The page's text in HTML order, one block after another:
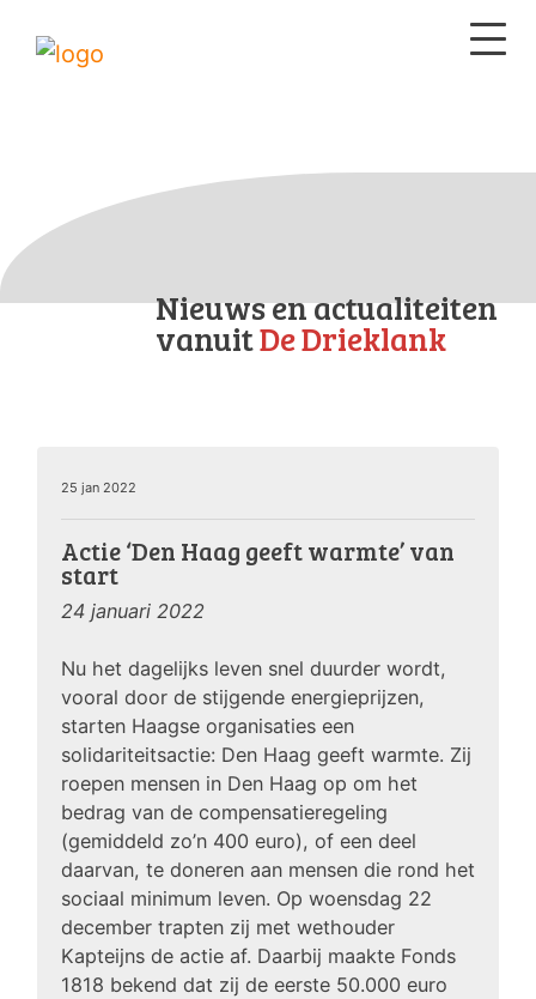
Nieuws en actualiteiten
vanuitDe Drieklank
25 jan 2022
Actie ‘Den Haag geeft warmte’ van
start
24 januari 2022
Nu het dagelijks leven snel duurder wordt,
vooral door de stijgende energieprijzen,
starten Haagse organisaties een
solidariteitsactie: Den Haag geeft warmte. Zij
roepen mensen in Den Haag op om het
bedrag van de compensatieregeling
(gemiddeld zo’n 400 euro), of een deel
daarvan, te doneren aan mensen die rond het
sociaal minimum leven. Op woensdag 22
december trapten zij met wethouder
Kapteijns de actie af. Daarbij maakte Fonds
1818 bekend dat zij de eerste 50.000 euro